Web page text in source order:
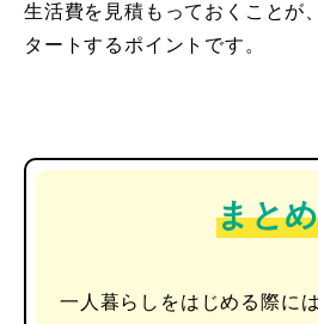
生活費を見積もっておくことが
タートするポイントです。
まとめ
一人暮らしをはじめる際に